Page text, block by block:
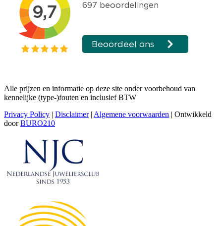
Alle prijzen en informatie op deze site onder voorbehoud van
kennelijke (type-)fouten en inclusief BTW
Privacy Policy | Disclaimer| Algemene voorwaarden | Ontwikkeld
doorBURO210